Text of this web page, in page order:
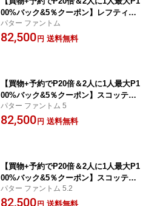
00%バック&5％クーポン】レフティー
モデル スコッティキャメロン SCOTTY
CAMERON 2026 PHANTOM 9.2R パタ
パター ファントム
82,500円 送料無料
【買物+予約でP20倍＆2人に1人最大P1
00%バック&5％クーポン】スコッティ
キャメロン SCOTTY CAMERON 2026
PHANTOM 5 パター ファントム 5
パター ファントム 5
82,500円 送料無料
【買物+予約でP20倍＆2人に1人最大P1
00%バック&5％クーポン】スコッティ
キャメロン SCOTTY CAMERON 2026
PHANTOM 5.5 パター ファントム 5.5
パター ファントム 5.2
82,500円 送料無料